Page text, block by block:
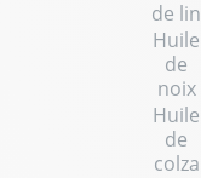
de lin
Huile
de
noix
Huile
de
colza